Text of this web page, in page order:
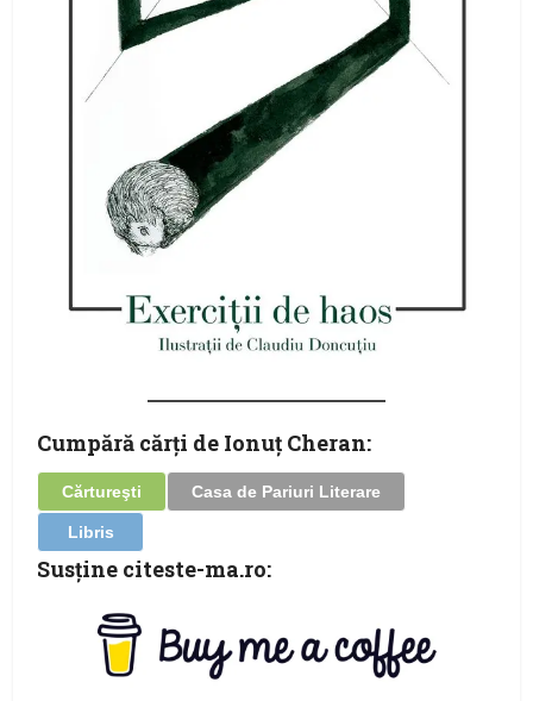
Cumpără cărţi de Ionuţ Cheran:
Cărtureşti Casa de Pariuri Literare
Libris
Susţine citeste-ma.ro: